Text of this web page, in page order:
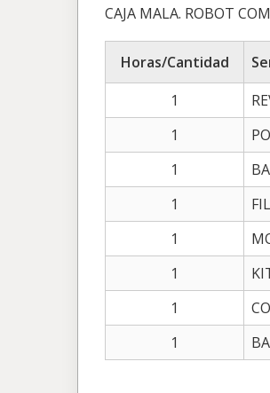
CAJA MALA. ROBOT
Horas/Cantidad
1
1
1
1
1
1
1
1